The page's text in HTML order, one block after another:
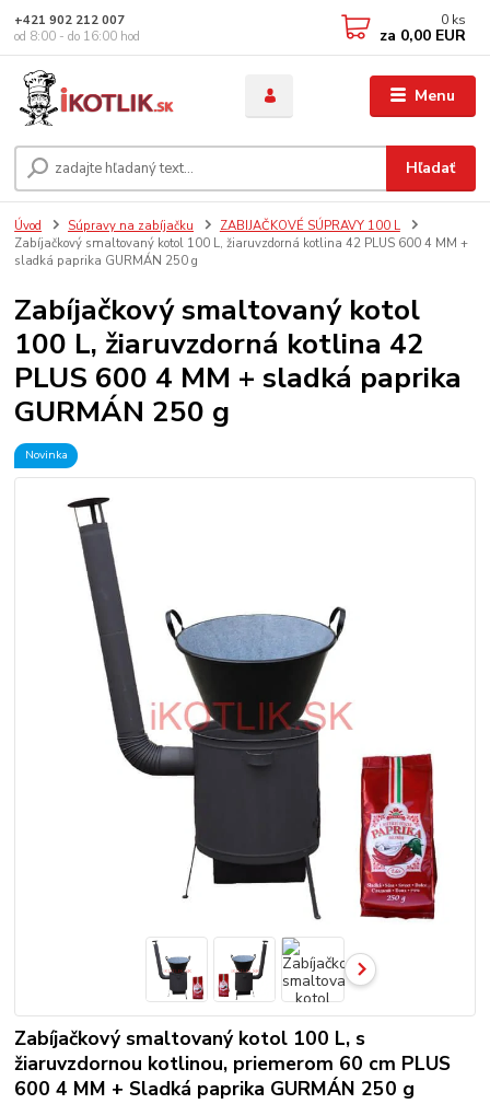
Menu
Hľadať
+421 902 212 007
od 8:00 - do 16:00 hod
0 ks
za 0,00 EUR
Úvod Súpravy na zabíjačku
ZABIJAČKOVÉ SÚPRAVY 100 L
Zabíjačkový smaltovaný kotol 100 L, žiaruvzdorná kotlina 42 PLUS 600 4 MM +
sladká paprika GURMÁN 250 g
Zabíjačkový smaltovaný kotol
100 L, žiaruvzdorná kotlina 42
PLUS 600 4 MM + sladká paprika
GURMÁN 250 g
Novinka
Zabíjačkový smaltovaný kotol 100 L, s
žiaruvzdornou kotlinou, priemerom 60 cm PLUS
600 4 MM + Sladká paprika GURMÁN 250 g